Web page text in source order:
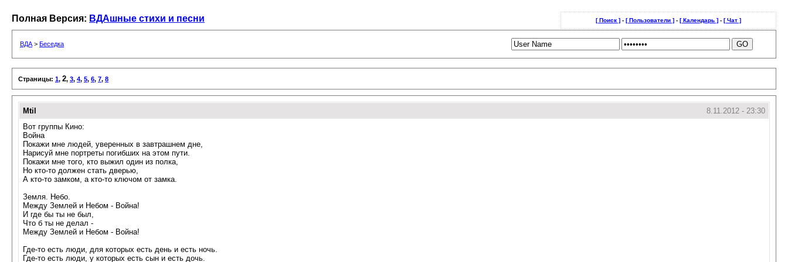
[ Поиск ] - [ Пользователи ] - [ Календарь ] - [ Чат ]
Полная Версия: ВДАшные стихи и песни
ВДА > Беседка
Страницы: 1, 2, 3, 4, 5, 6, 7, 8
Mtil
8.11.2012 - 23:30
Вот группы Кино:
Война
Покажи мне людей, уверенных в завтрашнем дне,
Нарисуй мне портреты погибших на этом пути.
Покажи мне того, кто выжил один из полка,
Но кто-то должен стать дверью,
А кто-то замком, а кто-то ключом от замка.
Земля. Небо.
Между Землей и Небом - Война!
И где бы ты не был,
Что б ты не делал -
Между Землей и Небом - Война!
Где-то есть люди, для которых есть день и есть ночь.
Где-то есть люди, у которых есть сын и есть дочь.